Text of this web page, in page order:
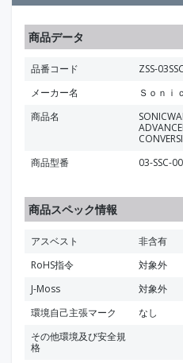
商品データ
品番コード
ZSS-
メーカー名
Ｓｏｎｉ
商品名
商品型番
03-SSC-
商品スペック情報
アスベスト
非含有
RoHS指令
対象外
J-Moss
対象外
環境自己主張マーク
なし
その他環境及び安全規
格